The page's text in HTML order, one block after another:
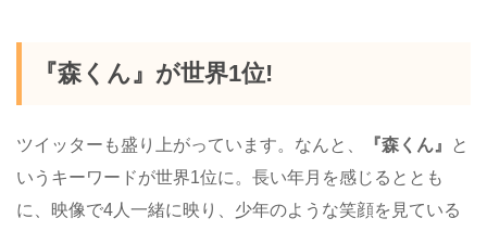
『森くん』が世界1位!
ツイッターも盛り上がっています。なんと、 『森くん』
と
いうキーワードが世界1位に。長い年月を感じるととも
に、映像で4人一緒に映り、少年のような笑顔を見ている